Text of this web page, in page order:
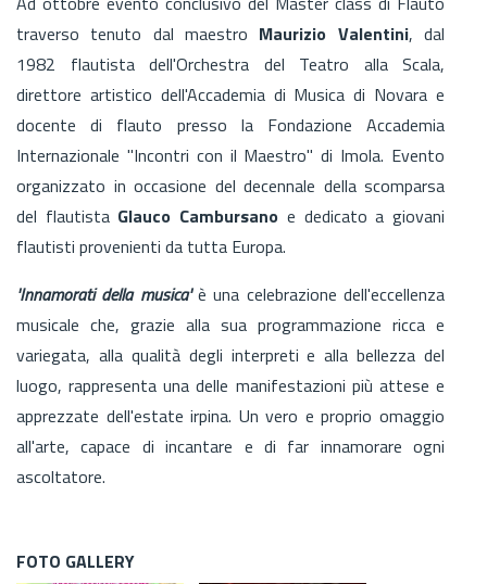
traverso tenuto dal maestro Maurizio Valentini, dal
1982 flautista dell'Orchestra del Teatro alla Scala,
direttore artistico dell'Accademia di Musica di Novara e
docente di flauto presso la Fondazione Accademia
Internazionale "Incontri con il Maestro" di Imola. Evento
organizzato in occasione del decennale della scomparsa
del flautista Glauco Cambursano e dedicato a giovani
flautisti provenienti da tutta Europa.
'Innamorati della musica'è una celebrazione dell'eccellenza
musicale che, grazie alla sua programmazione ricca e
variegata, alla qualità degli interpreti e alla bellezza del
luogo, rappresenta una delle manifestazioni più attese e
apprezzate dell'estate irpina. Un vero e proprio omaggio
all'arte, capace di incantare e di far innamorare ogni
ascoltatore.
FOTO GALLERY